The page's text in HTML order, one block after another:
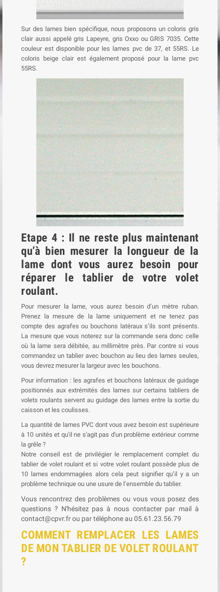
Sur des lames bien spécifique, nous proposons un coloris gris
clair aussi appelé gris Lapeyre, gris Oxxo ou GRIS 7035. Cette
couleur est disponible pour les lames pvc de 37, et 55RS. Le
coloris beige clair est également proposé pour la lame pvc
55RS.
Etape 4 : Il ne reste plus maintenant
qu’à bien mesurer la longueur de la
lame dont vous aurez besoin pour
réparer le tablier de votre volet
roulant.
Pour mesurer la lame, vous aurez besoin d’un mètre ruban.
Prenez la mesure de la lame uniquement et ne tenez pas
compte des agrafes ou bouchons latéraux s’ils sont présents.
La mesure que vous noterez sur la commande sera donc celle
où la lame sera débitée, au millimètre près. Par contre si vous
commandez un tablier avec bouchon au lieu des lames seules,
vous devrez mesurer la largeur avec les bouchons.
Pour information : les agrafes et bouchons latéraux de guidage
positionnés aux extrémités des lames sur certains tabliers de
volets roulants servent au guidage des lames entre la sortie du
caisson et les coulisses.
La quantité de lames PVC dont vous avez besoin est supérieure
à 10 unités et qu'il ne s'agit pas d'un problème extérieur comme
la grêle ?
Notre conseil est de privilégier le remplacement complet du
tablier de volet roulant et si votre volet roulant possède plus de
10 lames endommagées alors cela peut signifier qu’il y a un
problème technique ou une usure de l’ensemble du tablier.
Vous rencontrez des problèmes ou vous vous posez des
questions ? N'hésitez pas à nous contacter par mail à
contact@cpvr.fr ou par téléphone au 05.61.23.56.79
COMMENT REMPLACER LES LAMES
DE MON TABLIER DE VOLET ROULANT
?